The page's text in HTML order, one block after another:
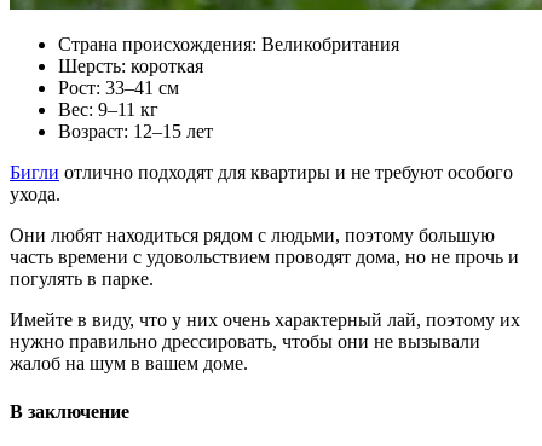
Страна происхождения: Великобритания
Шерсть: короткая
Рост: 33–41 см
Вес: 9–11 кг
Возраст: 12–15 лет
Бигли отлично подходят для квартиры и не требуют особого
ухода.
Они любят находиться рядом с людьми, поэтому большую
часть времени с удовольствием проводят дома, но не прочь и
погулять в парке.
Имейте в виду, что у них очень характерный лай, поэтому их
нужно правильно дрессировать, чтобы они не вызывали
жалоб на шум в вашем доме.
В заключение